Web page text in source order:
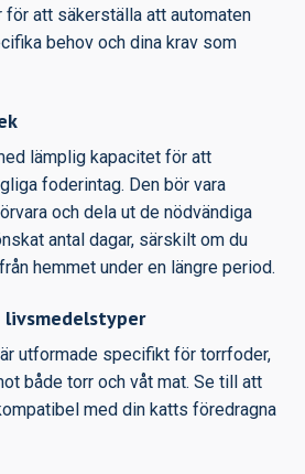
att säkerställa att automaten
behov och dina krav som
lämplig kapacitet för att
foderintag. Den bör vara
och dela ut de nödvändiga
antal dagar, särskilt om du
hemmet under en längre period.
utformade specifikt för torrfoder,
både torr och våt mat. Se till att
med din katts föredragna